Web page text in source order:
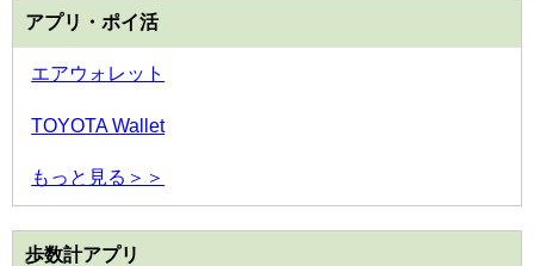
アプリ・ポイ活
エアウォレット
TOYOTA Wallet
もっと見る＞＞
歩数計アプリ